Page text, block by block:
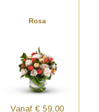
Rosa
Vanaf € 59.00